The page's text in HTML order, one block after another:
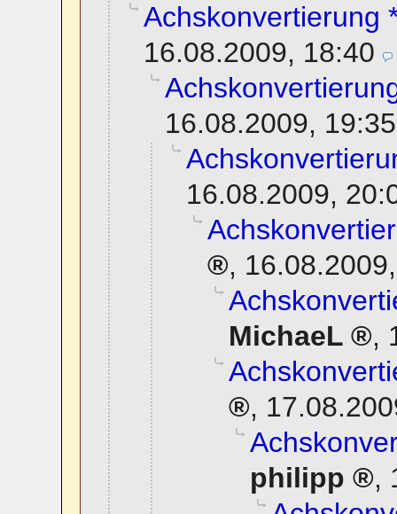
Achskonvertierung
16.08.2009, 18:40
16.08.2009, 19:35
16.08.2009,
,
MichaeL
,
,
philipp
,